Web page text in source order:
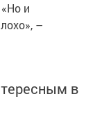
и
–
в